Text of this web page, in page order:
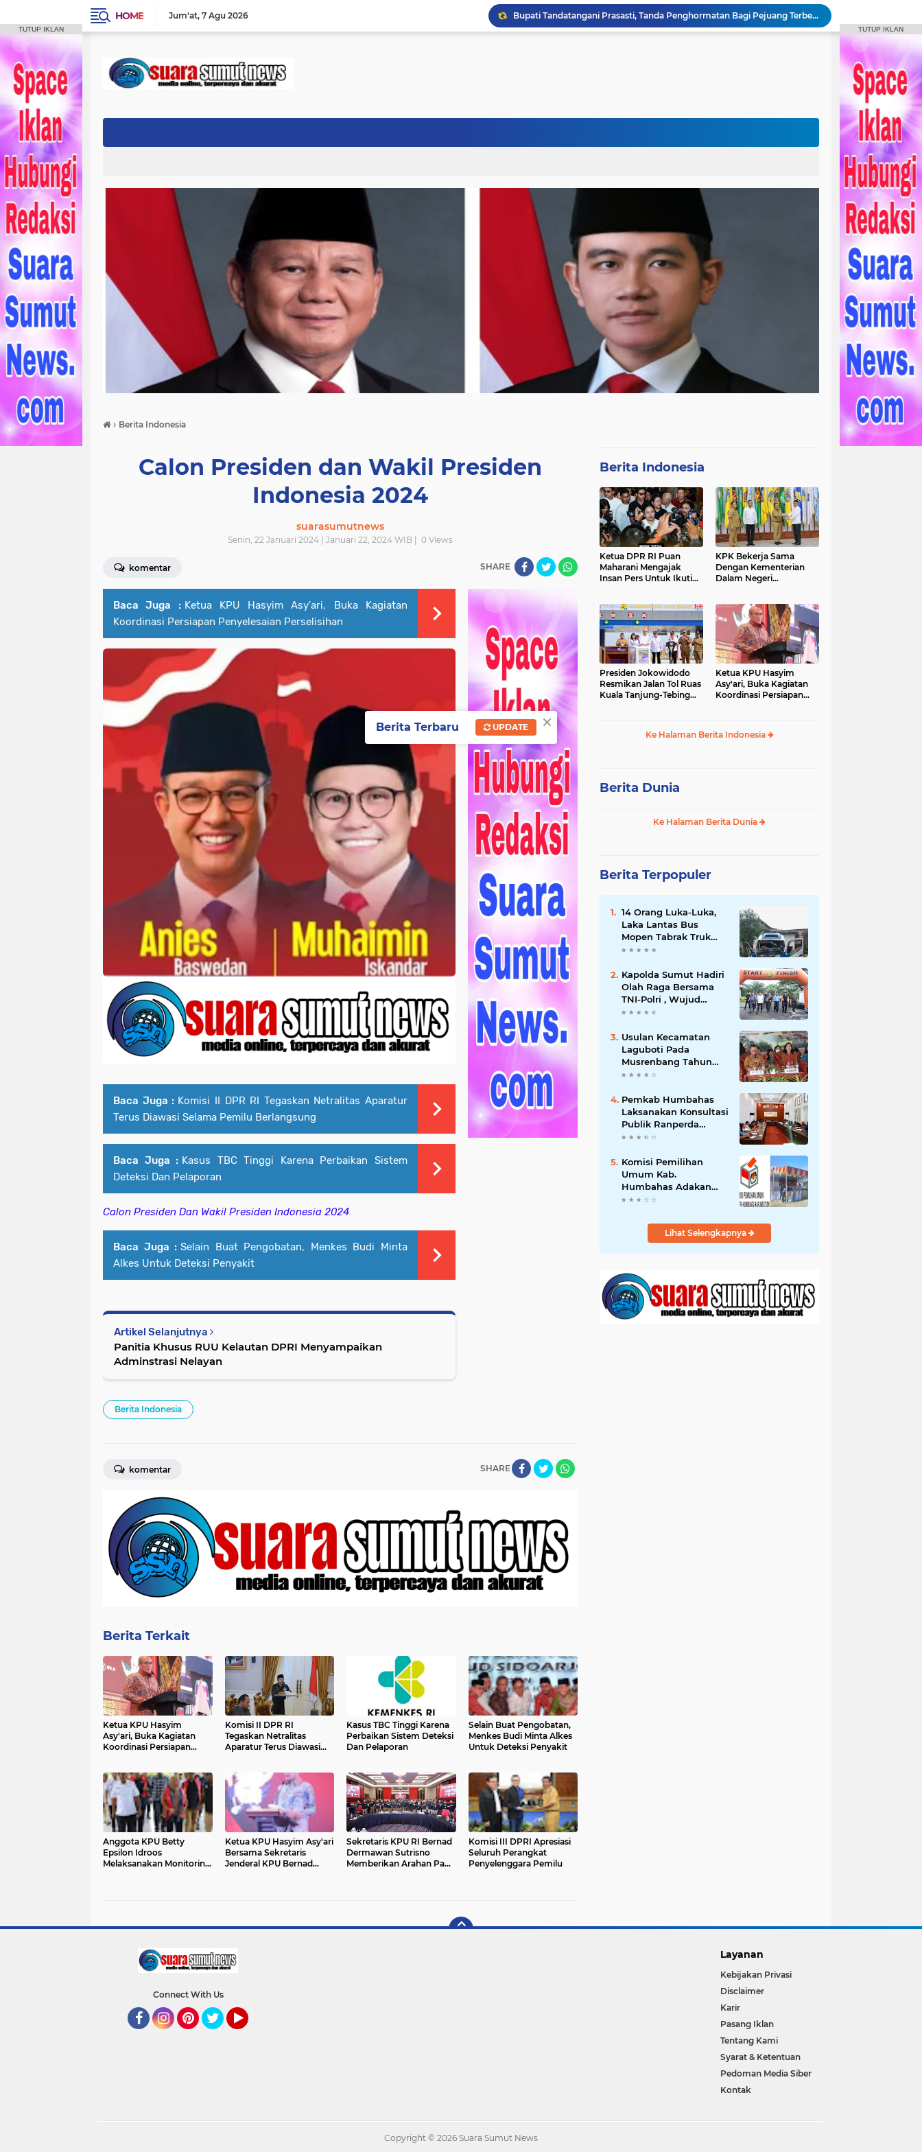
HOME Jum'at 7 Agu 2026
Bupati Tandatangani Prasasti, Tanda Penghormatan Bagi Pejuang Terbentuknya Kabupaten Humbahas
Bupati Humbahas Tutup Bupati Cup, Puluhan Ribu Penonton Padati Lapangan Merdeka Saksikan Final.
Sinergi Pemkab Humbahas, Dinas Pertanian Sumut, dan Kodam I Bukit Barisan laksanakan Pemulihan 207 Hektar Lahan Sawah Pascabencana
› Berita Indonesia
Calon Presiden dan Wakil Presiden
Indonesia 2024
suarasumutnews
Senin, 22 Januari 2024 | Januari 22, 2024 WIB | 0 Views
komentar SHARE
Baca Juga : Ketua KPU Hasyim Asy'ari, Buka Kagiatan
Koordinasi Persiapan Penyelesaian Perselisihan
Baca Juga : Komisi II DPR RI Tegaskan Netralitas Aparatur
Terus Diawasi Selama Pemilu Berlangsung
Baca Juga : Kasus TBC Tinggi Karena Perbaikan Sistem
Deteksi Dan Pelaporan
Calon Presiden Dan Wakil Presiden Indonesia 2024
Baca Juga : Selain Buat Pengobatan, Menkes Budi Minta
Alkes Untuk Deteksi Penyakit
Artikel Selanjutnya
Panitia Khusus RUU Kelautan DPRI Menyampaikan
Adminstrasi Nelayan
Berita Indonesia
SHARE
komentar
Berita Terkait
Ketua KPU Hasyim
Asy'ari, Buka Kagiatan
Koordinasi Persiapan
Komisi II DPR RI
Tegaskan Netralitas
Aparatur Terus Diawasi
Kasus TBC Tinggi Karena
Perbaikan Sistem Deteksi
Dan Pelaporan
Selain Buat Pengobatan,
Menkes Budi Minta Alkes
Untuk Deteksi Penyakit
Anggota KPU Betty
Epsilon Idroos
Melaksanakan Monitoring
Ketua KPU Hasyim Asy'ari
Bersama Sekretaris
Jenderal KPU Bernad
Sekretaris KPU RI Bernad
Dermawan Sutrisno
Memberikan Arahan Pada
Komisi III DPRI Apresiasi
Seluruh Perangkat
Penyelenggara Pemilu
Berita Indonesia
Ketua DPR RI Puan
Maharani Mengajak
Insan Pers Untuk Ikuti
KPK Bekerja Sama
Dengan Kementerian
Dalam Negeri
Presiden Jokowidodo
Resmikan Jalan Tol Ruas
Kuala Tanjung-Tebing
Ketua KPU Hasyim
Asy'ari, Buka Kagiatan
Koordinasi Persiapan
Ke Halaman Berita Indonesia
Berita Dunia
Ke Halaman Berita Dunia
Berita Terpopuler
14 Orang Luka-Luka,
Laka Lantas Bus
Mopen Tabrak Truk
Sedang Parkir Di
Kapolda Sumut Hadiri
Olah Raga Bersama
TNI-Polri , Wujud
Kebersamaan Menjaga
Usulan Kecamatan
Laguboti Pada
Musrenbang Tahun
2025, Bupati Toba
Mendukung
Pertumbuhan
Pariwisata.
Pemkab Humbahas
Laksanakan Konsultasi
Publik Ranperda
Pemajuan
Komisi Pemilihan
Umum Kab.
Humbahas Adakan
Sosialisasi & Simulasi,
Rekapitulasi Suara.
Lihat Selengkapnya
Connect With Us
Layanan
Kebijakan Privasi
Disclaimer
Karir
Pasang Iklan
Tentang Kami
Syarat & Ketentuan
Pedoman Media Siber
Kontak
Copyright © 2026 Suara Sumut News
TUTUP IKLAN TUTUP IKLAN
×
Berita Terbaru UPDATE